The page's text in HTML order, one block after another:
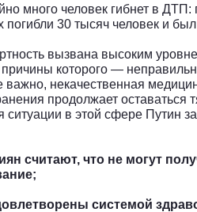
много человек гибнет в
погибли 30 тысяч человек и
вызвана высоким
которого —
важно, некачественная
продолжает оставаться
ситуации в этой сфере Путин
считают, что не могут
системой